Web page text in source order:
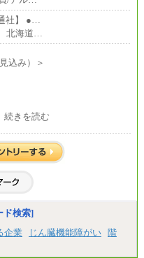
社】 ●…
北海道…
込み）＞
237,000円（※5）
216,500円（※5）
千葉県、神奈川県
庫県、滋賀県
木県、群馬県、長野県、新
岡山県、広島県、山口県、
きを読む
ド検索]
企業 じん臓機能障がい 階